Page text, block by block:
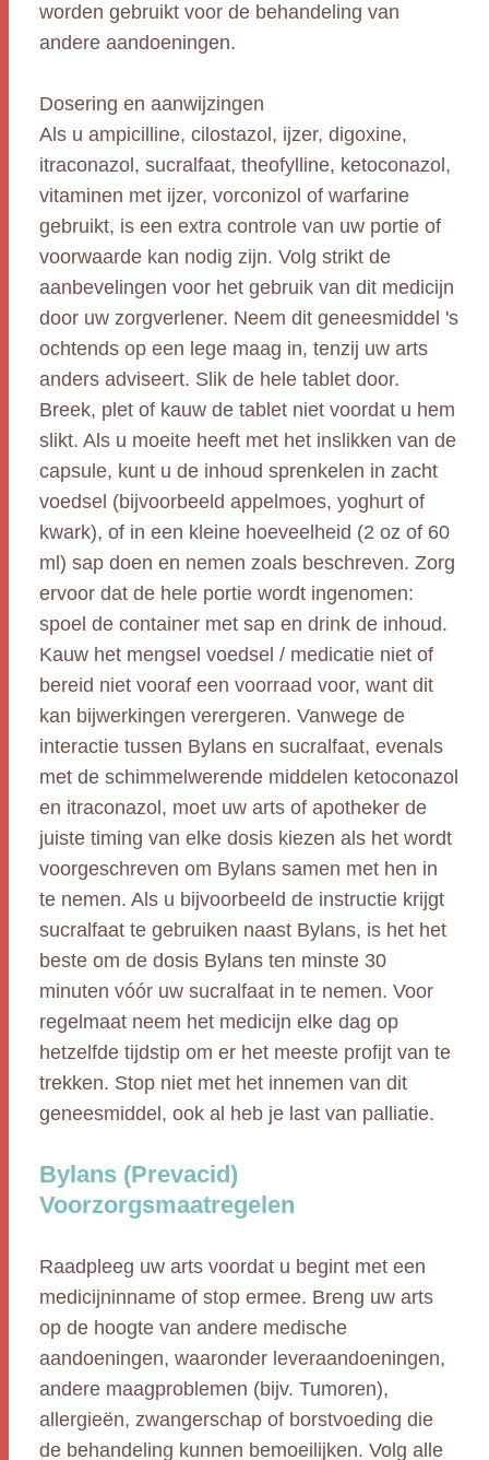
worden gebruikt voor de behandeling van
andere aandoeningen.
Dosering en aanwijzingen
Als u ampicilline, cilostazol, ijzer, digoxine,
itraconazol, sucralfaat, theofylline, ketoconazol,
vitaminen met ijzer, vorconizol of warfarine
gebruikt, is een extra controle van uw portie of
voorwaarde kan nodig zijn. Volg strikt de
aanbevelingen voor het gebruik van dit medicijn
door uw zorgverlener. Neem dit geneesmiddel 's
ochtends op een lege maag in, tenzij uw arts
anders adviseert. Slik de hele tablet door.
Breek, plet of kauw de tablet niet voordat u hem
slikt. Als u moeite heeft met het inslikken van de
capsule, kunt u de inhoud sprenkelen in zacht
voedsel (bijvoorbeeld appelmoes, yoghurt of
kwark), of in een kleine hoeveelheid (2 oz of 60
ml) sap doen en nemen zoals beschreven. Zorg
ervoor dat de hele portie wordt ingenomen:
spoel de container met sap en drink de inhoud.
Kauw het mengsel voedsel / medicatie niet of
bereid niet vooraf een voorraad voor, want dit
kan bijwerkingen verergeren. Vanwege de
interactie tussen Bylans en sucralfaat, evenals
met de schimmelwerende middelen ketoconazol
en itraconazol, moet uw arts of apotheker de
juiste timing van elke dosis kiezen als het wordt
voorgeschreven om Bylans samen met hen in
te nemen. Als u bijvoorbeeld de instructie krijgt
sucralfaat te gebruiken naast Bylans, is het het
beste om de dosis Bylans ten minste 30
minuten vóór uw sucralfaat in te nemen. Voor
regelmaat neem het medicijn elke dag op
hetzelfde tijdstip om er het meeste profijt van te
trekken. Stop niet met het innemen van dit
geneesmiddel, ook al heb je last van palliatie.
Bylans (Prevacid)
Voorzorgsmaatregelen
Raadpleeg uw arts voordat u begint met een
medicijninname of stop ermee. Breng uw arts
op de hoogte van andere medische
aandoeningen, waaronder leveraandoeningen,
andere maagproblemen (bijv. Tumoren),
allergieën, zwangerschap of borstvoeding die
de behandeling kunnen bemoeilijken. Volg alle